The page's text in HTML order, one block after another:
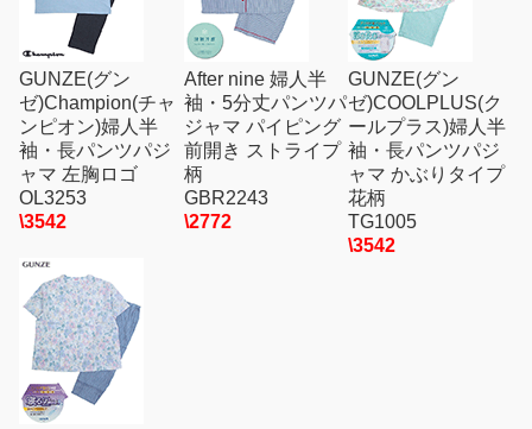
GUNZE(グン
ゼ)Champion(チャ
ンピオン)婦人半
袖・長パンツパジ
ャマ 左胸ロゴ
OL3253
\3542
After nine 婦人半
袖・5分丈パンツパ
ジャマ パイピング
前開き ストライプ
柄
GBR2243
\2772
GUNZE(グン
ゼ)COOLPLUS(ク
ールプラス)婦人半
袖・長パンツパジ
ャマ かぶりタイプ
花柄
TG1005
\3542